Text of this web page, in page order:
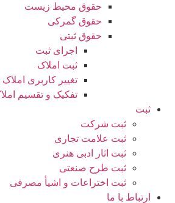
حقوق محیط زیست
حقوق گمرکی
حقوق ثبتی
اجرای ثبت
ثبت املاک
تغییر کاربری املاک
تفکیک و تقسیم
ثبت
ثبت شرکت
ثبت علامت تجاری
ثبت اثار ادبی هنری
ثبت طرح صنعتی
ثبت اختراعات و اشیا‌ٔ مصرفی
ارتباط با ما